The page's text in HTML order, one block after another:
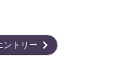
ントリー